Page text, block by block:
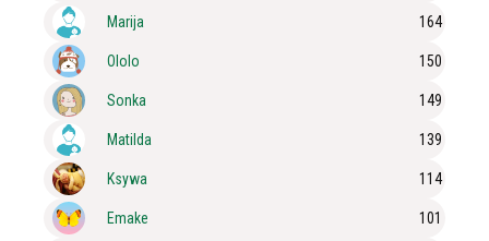
Marija 164
Ololo 150
Sonka 149
Matilda 139
Ksywa 114
Emake 101